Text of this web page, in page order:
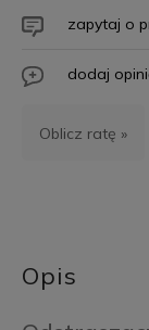
zapytaj o
dodaj
Oblicz ratę »
Opis